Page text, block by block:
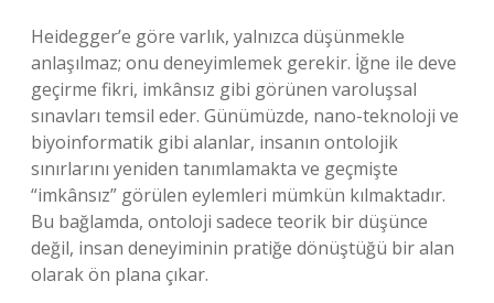
Heidegger’e göre varlık, yalnızca düşünmekle
anlaşılmaz; onu deneyimlemek gerekir. İğne ile deve
geçirme fikri, imkânsız gibi görünen varoluşsal
sınavları temsil eder. Günümüzde, nano-teknoloji ve
biyoinformatik gibi alanlar, insanın ontolojik
sınırlarını yeniden tanımlamakta ve geçmişte
“imkânsız” görülen eylemleri mümkün kılmaktadır.
Bu bağlamda, ontoloji sadece teorik bir düşünce
değil, insan deneyiminin pratiğe dönüştüğü bir alan
olarak ön plana çıkar.